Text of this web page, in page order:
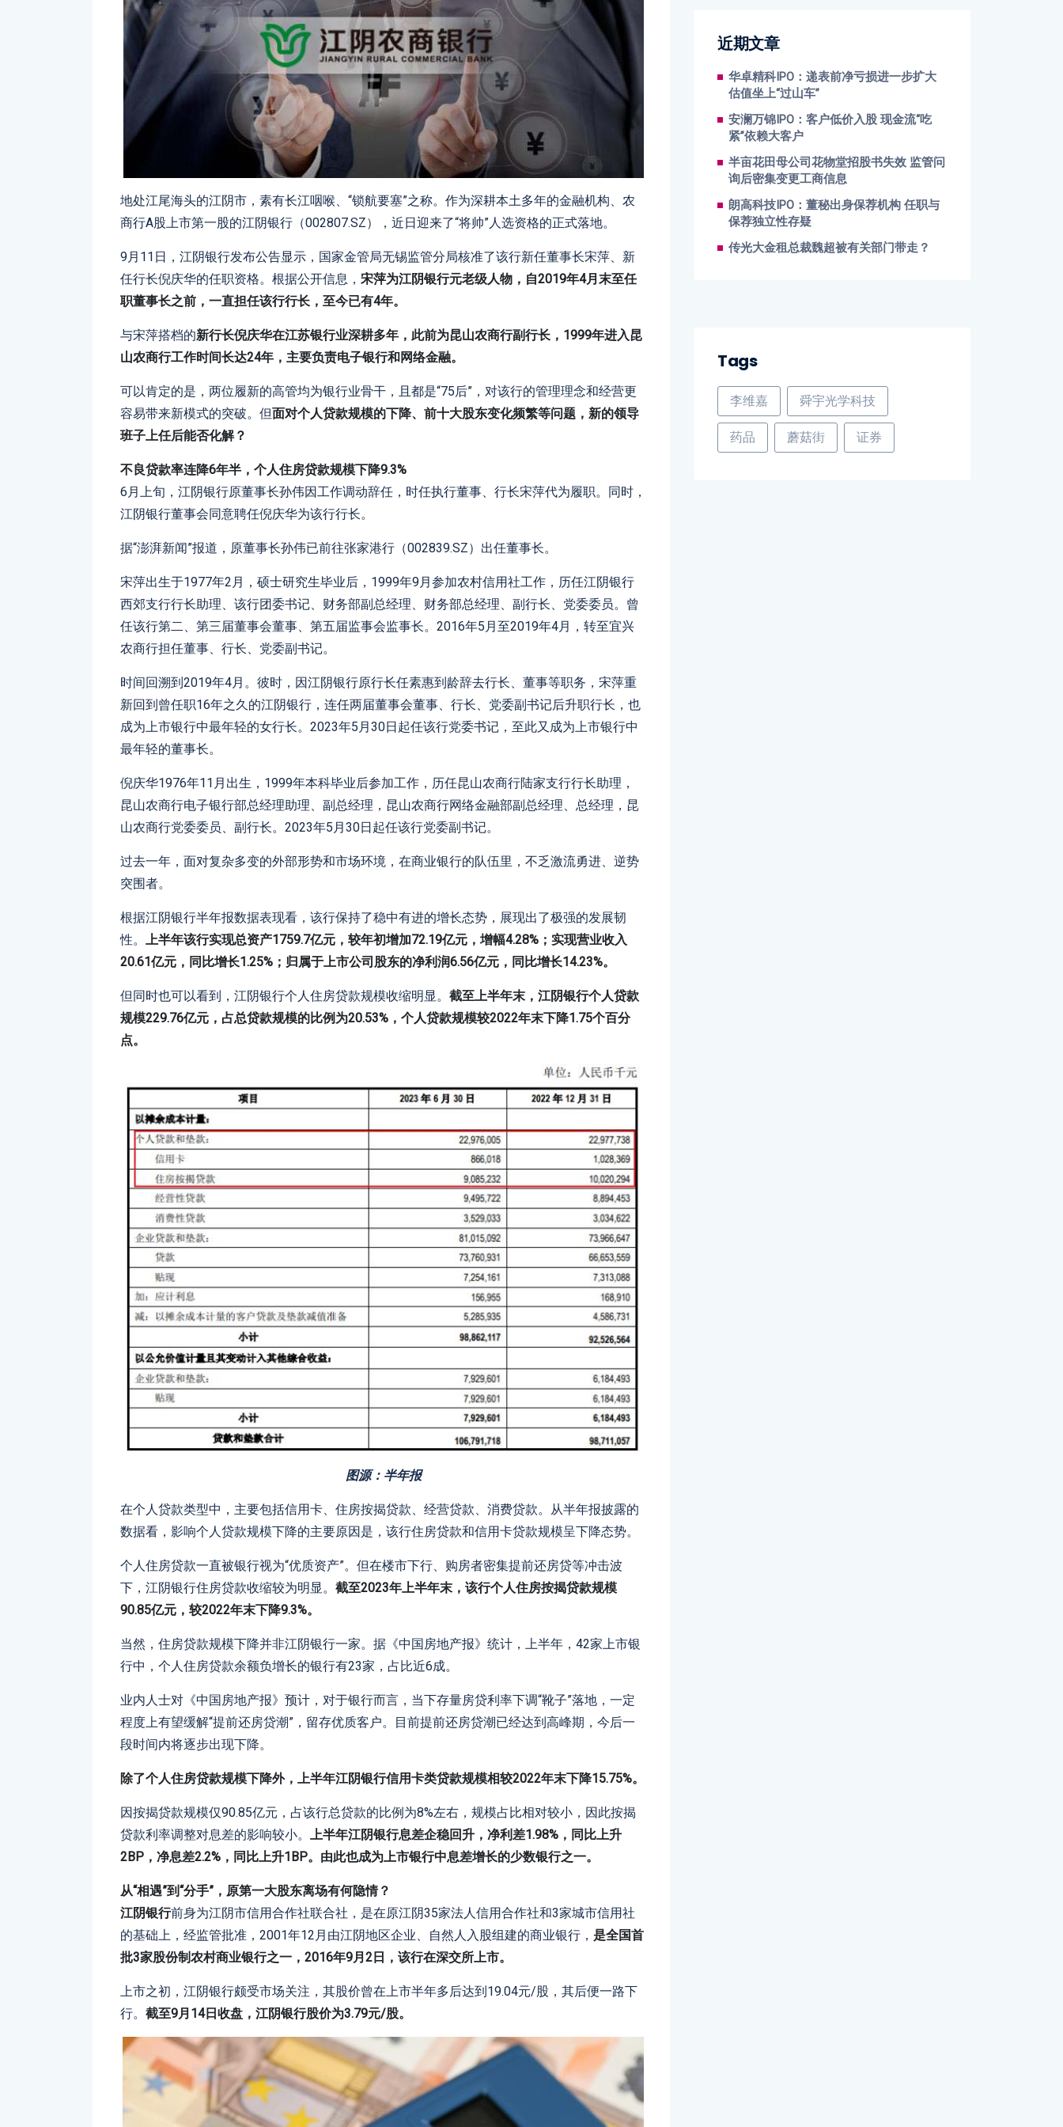
地处江尾海头的江阴市，素有长江咽喉、“锁航要塞”之称。作为深耕本土多年的金融机构、农
商行A股上市第一股的江阴银行（002807.SZ），近日迎来了“将帅”人选资格的正式落地。
9月11日，江阴银行发布公告显示，国家金管局无锡监管分局核准了该行新任董事长宋萍、新
任行长倪庆华的任职资格。根据公开信息， 宋萍为江阴银行元老级人物，自2019年4月末至任
职董事长之前，一直担任该行行长，至今已有4年。
与宋萍搭档的新行长倪庆华在江苏银行业深耕多年，此前为昆山农商行副行长，1999年进入昆
山农商行工作时间长达24年，主要负责电子银行和网络金融。
可以肯定的是，两位履新的高管均为银行业骨干，且都是“75后”，对该行的管理理念和经营更
容易带来新模式的突破。但面对个人贷款规模的下降、前十大股东变化频繁等问题，新的领导
班子上任后能否化解？
不良贷款率连降6年半，个人住房贷款规模下降9.3%
6月上旬，江阴银行原董事长孙伟因工作调动辞任，时任执行董事、行长宋萍代为履职。同时，
江阴银行董事会同意聘任倪庆华为该行行长。
据“澎湃新闻”报道，原董事长孙伟已前往张家港行（002839.SZ）出任董事长。
宋萍出生于1977年2月，硕士研究生毕业后，1999年9月参加农村信用社工作，历任江阴银行
西郊支行行长助理、该行团委书记、财务部副总经理、财务部总经理、副行长、党委委员。曾
任该行第二、第三届董事会董事、第五届监事会监事长。2016年5月至2019年4月，转至宜兴
农商行担任董事、行长、党委副书记。
时间回溯到2019年4月。彼时，因江阴银行原行长任素惠到龄辞去行长、董事等职务，宋萍重
新回到曾任职16年之久的江阴银行，连任两届董事会董事、行长、党委副书记后升职行长，也
成为上市银行中最年轻的女行长。2023年5月30日起任该行党委书记，至此又成为上市银行中
最年轻的董事长。
倪庆华1976年11月出生，1999年本科毕业后参加工作，历任昆山农商行陆家支行行长助理，
昆山农商行电子银行部总经理助理、副总经理，昆山农商行网络金融部副总经理、总经理，昆
山农商行党委委员、副行长。2023年5月30日起任该行党委副书记。
过去一年，面对复杂多变的外部形势和市场环境，在商业银行的队伍里，不乏激流勇进、逆势
突围者。
根据江阴银行半年报数据表现看，该行保持了稳中有进的增长态势，展现出了极强的发展韧
性。 上半年该行实现总资产1759.7亿元，较年初增加72.19亿元，增幅4.28%；实现营业收入
20.61亿元，同比增长1.25%；归属于上市公司股东的净利润6.56亿元，同比增长14.23%。
但同时也可以看到，江阴银行个人住房贷款规模收缩明显。 截至上半年末，江阴银行个人贷款
规模229.76亿元，占总贷款规模的比例为20.53%，个人贷款规模较2022年末下降1.75个百分
点。
图源：半年报
在个人贷款类型中，主要包括信用卡、住房按揭贷款、经营贷款、消费贷款。从半年报披露的
数据看，影响个人贷款规模下降的主要原因是，该行住房贷款和信用卡贷款规模呈下降态势。
个人住房贷款一直被银行视为“优质资产”。但在楼市下行、购房者密集提前还房贷等冲击波
下，江阴银行住房贷款收缩较为明显。 截至2023年上半年末，该行个人住房按揭贷款规模
90.85亿元，较2022年末下降9.3%。
当然，住房贷款规模下降并非江阴银行一家。据《中国房地产报》统计，上半年，42家上市银
行中，个人住房贷款余额负增长的银行有23家，占比近6成。
业内人士对《中国房地产报》预计，对于银行而言，当下存量房贷利率下调“靴子”落地，一定
程度上有望缓解“提前还房贷潮”，留存优质客户。目前提前还房贷潮已经达到高峰期，今后一
段时间内将逐步出现下降。
除了个人住房贷款规模下降外，上半年江阴银行信用卡类贷款规模相较2022年末下降15.75%。
因按揭贷款规模仅90.85亿元，占该行总贷款的比例为8%左右，规模占比相对较小，因此按揭
贷款利率调整对息差的影响较小。 上半年江阴银行息差企稳回升，净利差1.98%，同比上升
2BP，净息差2.2%，同比上升1BP。由此也成为上市银行中息差增长的少数银行之一。
从“相遇”到“分手”，原第一大股东离场有何隐情？
江阴银行前身为江阴市信用合作社联合社，是在原江阴35家法人信用合作社和3家城市信用社
的基础上，经监管批准，2001年12月由江阴地区企业、自然人入股组建的商业银行， 是全国首
批3家股份制农村商业银行之一，2016年9月2日，该行在深交所上市。
上市之初，江阴银行颇受市场关注，其股价曾在上市半年多后达到19.04元/股，其后便一路下
行。 截至9月14日收盘，江阴银行股价为3.79元/股。
近期文章
华卓精科IPO：递表前净亏损进一步扩大
估值坐上“过山车”
安澜万锦IPO：客户低价入股 现金流“吃
紧”依赖大客户
半亩花田母公司花物堂招股书失效 监管问
询后密集变更工商信息
朗高科技IPO：董秘出身保荐机构 任职与
保荐独立性存疑
传光大金租总裁魏超被有关部门带走？
Tags
李维嘉 舜宇光学科技
药品 蘑菇街 证券